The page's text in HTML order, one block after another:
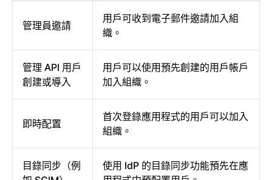
管理員邀請
用戶可收到電子郵件邀請加入組
織。
管理 API 用戶
創建或導入
用戶可以使用預先創建的用戶帳戶
加入組織。
即時配置
首次登錄應用程式的用戶可以加入
組織。
目錄同步（例
使用 IdP 的目錄同步功能預先在應